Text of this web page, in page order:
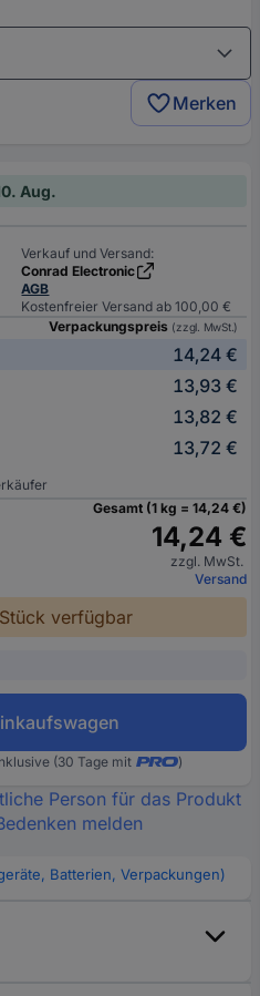
Merken
Aug.
Verkauf und Versand:
Conrad Electronic
AGB
Kostenfreier Versand ab 100,00 €
Verpackungspreis (zzgl. MwSt.)
14,24 €
13,93 €
13,82 €
13,72 €
Gesamt (1 kg = 14,24 €)
14,24 €
zzgl. MwSt.
Versand
verfügbar
(30 Tage mit )
Person für das Produkt
melden
Batterien, Verpackungen)